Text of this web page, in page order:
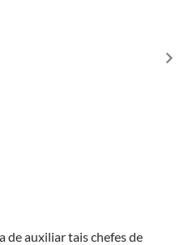
de auxiliar tais chefes de